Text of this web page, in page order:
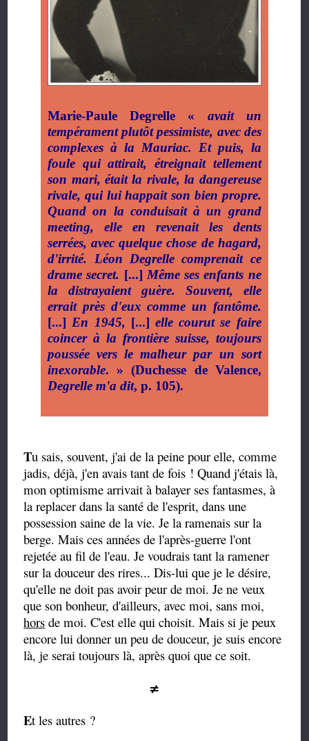
Marie-Paule Degrelle « avait un
tempérament plutôt pessimiste, avec des
complexes à la Mauriac. Et puis, la
foule qui attirait, étreignait tellement
son mari, était la rivale, la dangereuse
rivale, qui lui happait son bien propre.
Quand on la conduisait à un grand
meeting, elle en revenait les dents
serrées, avec quelque chose de hagard,
d'irrité. Léon Degrelle comprenait ce
drame secret. [...] Même ses enfants ne
la distrayaient guère. Souvent, elle
errait près d'eux comme un fantôme.
[...] En 1945, [...]elle courut se faire
coincer à la frontière suisse, toujours
poussée vers le malheur par un sort
inexorable. » (Duchesse de Valence,
Degrelle m'a dit, p. 105).
Tu sais, souvent, j'ai de la peine pour elle, comme
jadis, déjà, j'en avais tant de fois ! Quand j'étais là,
mon optimisme arrivait à balayer ses fantasmes, à
la replacer dans la santé de l'esprit, dans une
possession saine de la vie. Je la ramenais sur la
berge. Mais ces années de l'après-guerre l'ont
rejetée au fil de l'eau. Je voudrais tant la ramener
sur la douceur des rires... Dis-lui que je le désire,
qu'elle ne doit pas avoir peur de moi. Je ne veux
que son bonheur, d'ailleurs, avec moi, sans moi,
hors de moi. C'est elle qui choisit. Mais si je peux
encore lui donner un peu de douceur, je suis encore
là, je serai toujours là, après quoi que ce soit.
≠
Et les autres ?